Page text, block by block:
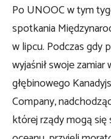
Po UNOOC w tym
spotkania
w lipcu. Podczas gdy
wyjaśnił swoje
głębinowego
Company,
której rządy mogą